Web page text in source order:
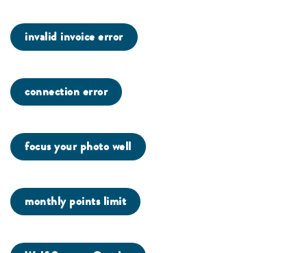
invalid invoice error
connection error
focus your photo well
monthly points limit